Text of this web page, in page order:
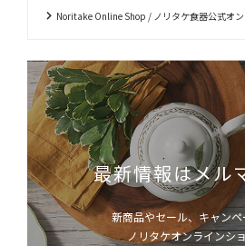
Noritake Online Shop / ノリタケ食器公式オ
最新情報はメル
新商品やセール、キャンペ
ノリタケオンラインシ